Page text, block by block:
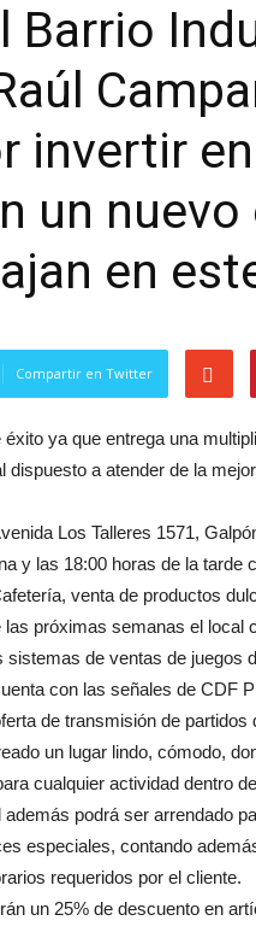
Barrio
invertir
un nuevo
en
Compartir en Twitter
ya que entrega una
dispuesto a atender de la
Los Talleres 1571,
y las 18:00 horas de la tarde
venta de productos
próximas semanas el local
de ventas de juegos
con las señales de CDF
de transmisión de
un lugar lindo, cómodo,
cualquier actividad dentro
podrá ser arrendado
especiales, contando
requeridos por el cliente.
un 25% de descuento en